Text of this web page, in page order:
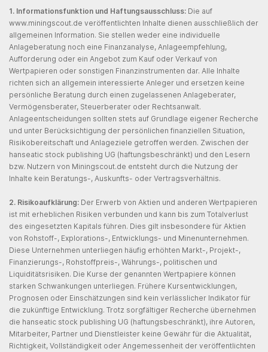
1. Informationsfunktion und Haftungsausschluss: Die auf
www.miningscout.de veröffentlichten Inhalte dienen ausschließlich der
allgemeinen Information. Sie stellen weder eine individuelle
Anlageberatung noch eine Finanzanalyse, Anlageempfehlung,
Aufforderung oder ein Angebot zum Kauf oder Verkauf von
Wertpapieren oder sonstigen Finanzinstrumenten dar. Alle Inhalte
richten sich an allgemein interessierte Anleger und ersetzen keine
persönliche Beratung durch einen zugelassenen Anlageberater,
Vermögensberater, Steuerberater oder Rechtsanwalt.
Anlageentscheidungen sollten stets auf Grundlage eigener Recherche
und unter Berücksichtigung der persönlichen finanziellen Situation,
Risikobereitschaft und Anlageziele getroffen werden. Zwischen der
hanseatic stock publishing UG (haftungsbeschränkt) und den Lesern
bzw. Nutzern von Miningscout.de entsteht durch die Nutzung der
Inhalte kein Beratungs-, Auskunfts- oder Vertragsverhältnis.
2. Risikoaufklärung: Der Erwerb von Aktien und anderen Wertpapieren
ist mit erheblichen Risiken verbunden und kann bis zum Totalverlust
des eingesetzten Kapitals führen. Dies gilt insbesondere für Aktien
von Rohstoff-, Explorations-, Entwicklungs- und Minenunternehmen.
Diese Unternehmen unterliegen häufig erhöhten Markt-, Projekt-,
Finanzierungs-, Rohstoffpreis-, Währungs-, politischen und
Liquiditätsrisiken. Die Kurse der genannten Wertpapiere können
starken Schwankungen unterliegen. Frühere Kursentwicklungen,
Prognosen oder Einschätzungen sind kein verlässlicher Indikator für
die zukünftige Entwicklung. Trotz sorgfältiger Recherche übernehmen
die hanseatic stock publishing UG (haftungsbeschränkt), ihre Autoren,
Mitarbeiter, Partner und Dienstleister keine Gewähr für die Aktualität,
Richtigkeit, Vollständigkeit oder Angemessenheit der veröffentlichten